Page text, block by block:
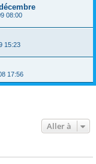
08:00
15:23
17:56
Aller à